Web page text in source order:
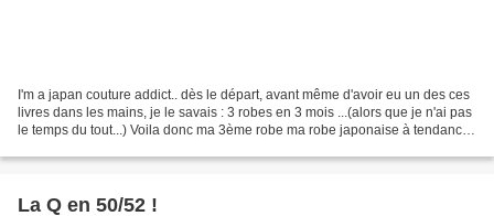
I'm a japan couture addict.. dès le départ, avant même d'avoir eu un des ces
livres dans les mains, je le savais : 3 robes en 3 mois ...(alors que je n'ai pas
le temps du tout...) Voila donc ma 3ème robe ma robe japonaise à tendance
La Q en 50/52 !